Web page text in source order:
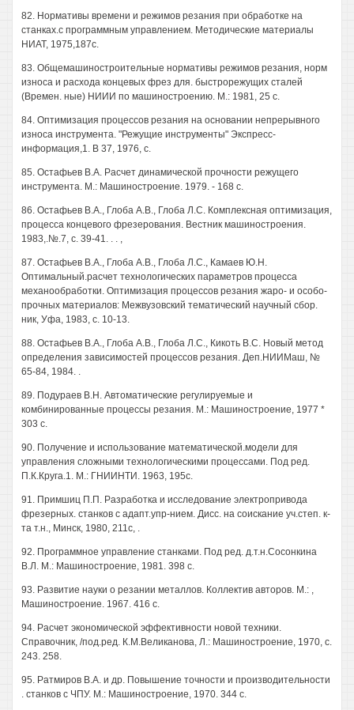
82. Нормативы времени и режимов резания при обработке на
станках.с программным управлением. Методические материалы
НИАТ, 1975,187с.
83. Общемашиностроительные нормативы режимов резания, норм
износа и расхода концевых фрез для. быстрорежущих сталей
(Времен. ные) НИИИ по машиностроению. М.: 1981, 25 с.
84. Оптимизация процессов резания на основании непрерывного
износа инструмента. "Режущие инструменты" Экспресс-
информация,1. В 37, 1976, с.
85. Остафьев В.А. Расчет динамической прочности режущего
инструмента. М.: Машиностроение. 1979. - 168 с.
86. Остафьев В.А., Глоба A.B., Глоба Л.С. Комплексная оптимизация,
процесса концевого фрезерования. Вестник машиностроения.
1983,.№.7, с. 39-41. . . ,
87. Остафьев В.А., Глоба A.B., Глоба Л.С., Камаев Ю.Н.
Оптимальный.расчет технологических параметров процесса
механообработки. Оптимизация процессов резания жаро- и особо-
прочных материалов: Межвузовский тематический научный сбор.
ник, Уфа, 1983, с. 10-13.
88. Остафьев В.А., Глоба A.B., Глоба Л.С., Кикоть B.C. Новый метод
определения зависимостей процессов резания. Деп.НИИМаш, №
65-84, 1984. .
89. Подураев В.Н. Автоматические регулируемые и
комбинированные процессы резания. М.: Машиностроение, 1977 *
303 с.
90. Получение и использование математической.модели для
управления сложными технологическими процессами. Под ред.
П.К.Круга.1. М.: ГНИИНТИ. 1963, 195с.
91. Примшиц П.П. Разработка и исследование электропривода
фрезерных. станков с адапт.упр-нием. Дисс. на соискание уч.степ. к-
та т.н., Минск, 1980, 211с, .
92. Программное управление станками. Под ред. д.т.н.Сосонкина
В.Л. М.: Машиностроение, 1981. 398 с.
93. Развитие науки о резании металлов. Коллектив авторов. М.: ,
Машиностроение. 1967. 416 с.
94. Расчет экономической эффективности новой техники.
Справочник, /под.ред. К.М.Великанова, Л.: Машиностроение, 1970, с.
243. 258.
95. Ратмиров В.А. и др. Повышение точности и производительности
. станков с ЧПУ. М.: Машиностроение, 1970. 344 с.